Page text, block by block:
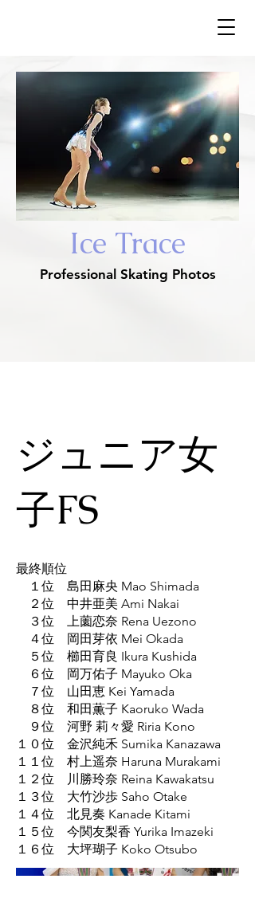
​Ice Trace
Ice Trace
Professional Skating Photos
ジュニア女
子FS
最終順位
１位 島田麻央 Mao Shimada
２位 中井亜美 Ami Nakai
３位 上薗恋奈 Rena Uezono
４位 岡田芽依 Mei Okada
５位 櫛田育良 Ikura Kushida
６位 岡万佑子 Mayuko Oka
７位 山田恵 Kei Yamada
８位 和田薫子 Kaoruko Wada
９位 河野 莉々愛 Riria Kono
１０位 金沢純禾 Sumika Kanazawa
１１位 村上遥奈 Haruna Murakami
１２位 川勝玲奈 Reina Kawakatsu
１３位 大竹沙歩 Saho Otake
１４位 北見奏 Kanade Kitami
１５位 今関友梨香 Yurika Imazeki
１６位 大坪瑚子 Koko Otsubo